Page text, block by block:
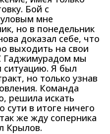
Бой с
мне
но в понедельник
доказал себе, что
выходить на свои
Гаджимурадом мы
ситуацию. Я был
но только узнав
Команда
решила искать
сути в итоге ничего
же жду соперника
Крылов.